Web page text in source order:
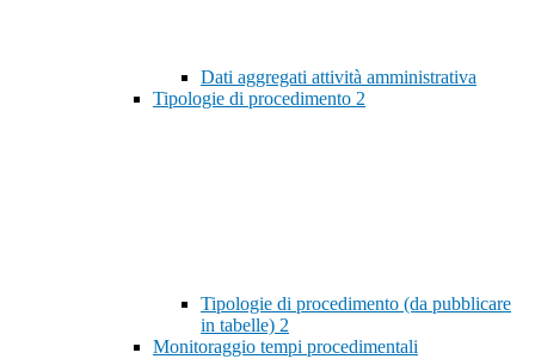
Dati aggregati attività amministrativa
Tipologie di procedimento 2
Tipologie di procedimento (da pubblicare
in tabelle) 2
Monitoraggio tempi procedimentali